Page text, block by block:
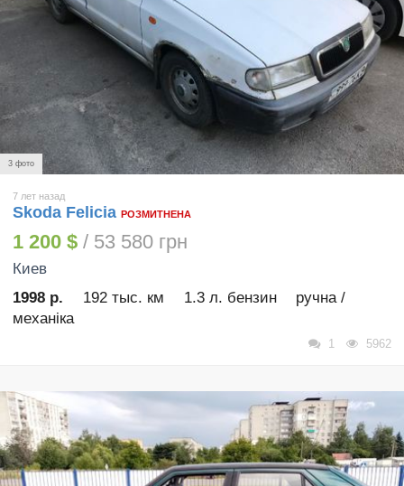
3 фото
7 лет назад
Skoda Felicia РОЗМИТНЕНА
1 200 $ / 53 580 грн
Киев
1998 р.
192 тыс. км 1.3 л. бензин
ручна /
механіка
1 5962